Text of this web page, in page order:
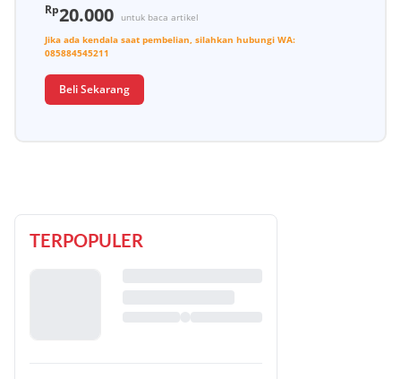
Rp20.000
untuk baca artikel
Jika ada kendala saat pembelian, silahkan hubungi WA:
085884545211
Beli Sekarang
TERPOPULER